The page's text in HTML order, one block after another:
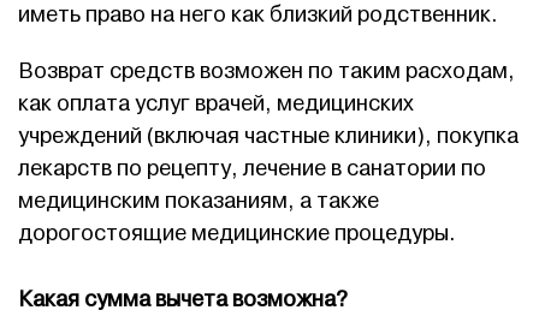
иметь право на него как близкий родственник.
Возврат средств возможен по таким расходам,
как оплата услуг врачей, медицинских
учреждений (включая частные клиники), покупка
лекарств по рецепту, лечение в санатории по
медицинским показаниям, а также
дорогостоящие медицинские процедуры.
Какая сумма вычета возможна?